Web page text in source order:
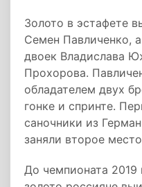
Золото в эстафете
Семен Павличенко,
двоек Владислава
Прохорова.
обладателем двух
гонке и спринте.
саночники из
заняли второе
До чемпионата 2019